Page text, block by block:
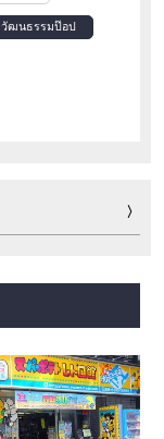
วัฒนธรรมป๊อป